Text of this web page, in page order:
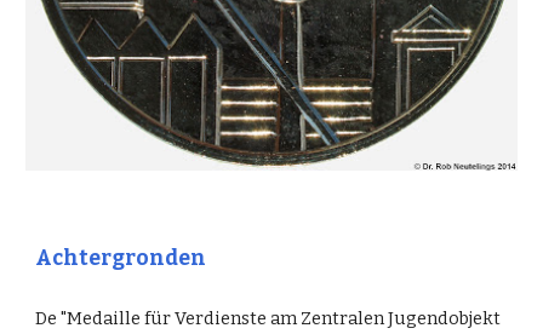
Achtergronden
De "Medaille für Verdienste am Zentralen Jugendobjekt